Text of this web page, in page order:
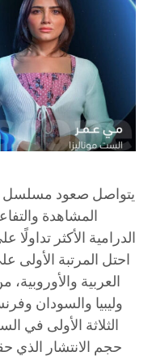
يتواصل صعود مسلسل
المشاهدة
الدرامية الأكثر
احتل المرتبة
العربية
وليبيا والسودان
الثلاثة الأولى في
حجم الانتشار